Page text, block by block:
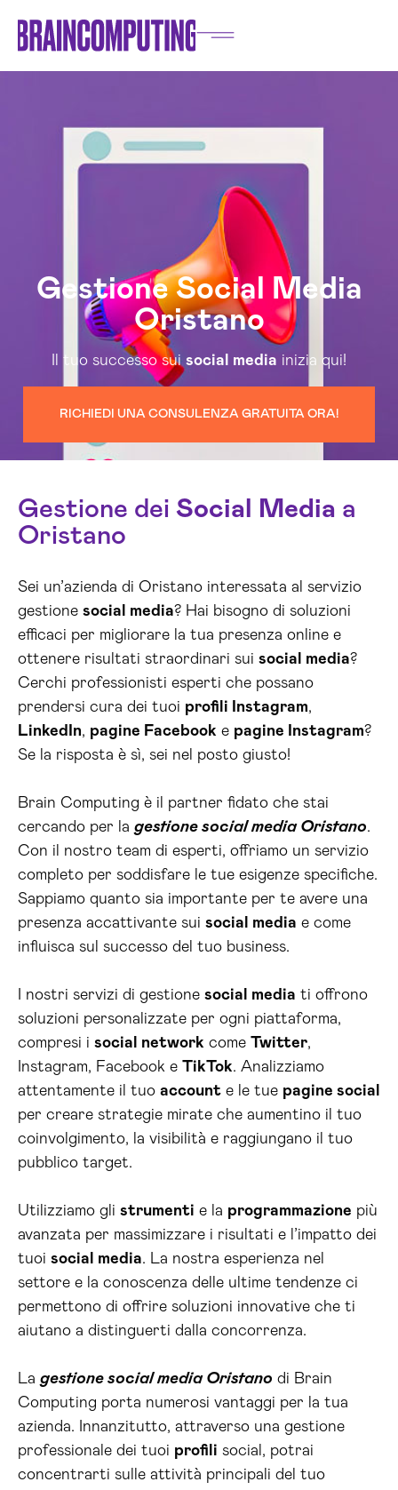
Gestione Social Media
Oristano
Il tuo successo sui social media inizia qui!
RICHIEDI UNA CONSULENZA GRATUITA ORA!
Gestione dei Social Media a
Oristano
Sei un’azienda di Oristano interessata al servizio
gestione social media? Hai bisogno di soluzioni
efficaci per migliorare la tua presenza online e
ottenere risultati straordinari sui social media?
Cerchi professionisti esperti che possano
prendersi cura dei tuoi profili Instagram,
LinkedIn, pagine Facebook e pagine Instagram?
Se la risposta è sì, sei nel posto giusto!
Brain Computing è il partner fidato che stai
cercando per la gestione social media Oristano.
Con il nostro team di esperti, offriamo un servizio
completo per soddisfare le tue esigenze specifiche.
Sappiamo quanto sia importante per te avere una
presenza accattivante sui social media e come
influisca sul successo del tuo business.
I nostri servizi di gestione social media ti offrono
soluzioni personalizzate per ogni piattaforma,
compresi i social network come Twitter,
Instagram, Facebook e TikTok. Analizziamo
attentamente il tuo account e le tue pagine social
per creare strategie mirate che aumentino il tuo
coinvolgimento, la visibilità e raggiungano il tuo
pubblico target.
Utilizziamo gli strumenti e la programmazione più
avanzata per massimizzare i risultati e l’impatto dei
tuoi social media. La nostra esperienza nel
settore e la conoscenza delle ultime tendenze ci
permettono di offrire soluzioni innovative che ti
aiutano a distinguerti dalla concorrenza.
La gestione social media Oristano di Brain
Computing porta numerosi vantaggi per la tua
azienda. Innanzitutto, attraverso una gestione
professionale dei tuoi profili social, potrai
concentrarti sulle attività principali del tuo